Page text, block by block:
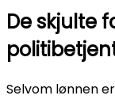
De skjulte
Selvom lønnen